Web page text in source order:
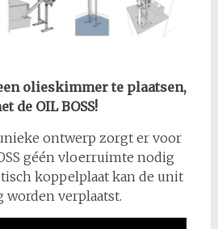
olieskimmer te plaatsen,
de OIL BOSS!
ontwerp zorgt er voor
géén vloerruimte nodig
koppelplaat kan de unit
worden verplaatst.